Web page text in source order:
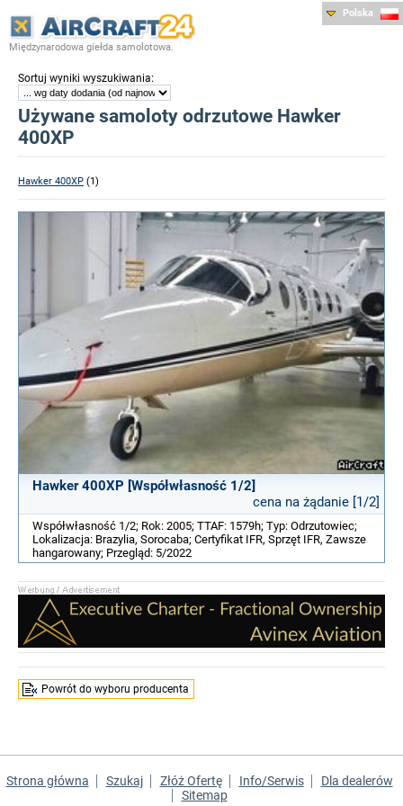
Międzynarodowa giełda samolotowa.
Polska
Sortuj wyniki wyszukiwania:
Używane samoloty odrzutowe Hawker
400XP
Hawker 400XP (1)
Hawker 400XP [Współwłasność 1/2]
cena na żądanie [1/2]
Współwłasność 1/2; Rok: 2005; TTAF: 1579h; Typ: Odrzutowiec;
Lokalizacja: Brazylia, Sorocaba; Certyfikat IFR, Sprzęt IFR, Zawsze
hangarowany; Przegląd: 5/2022
Powrót do wyboru producenta
Strona główna Szukaj Złóż Ofertę Info/Serwis
Dla dealerów
Sitemap